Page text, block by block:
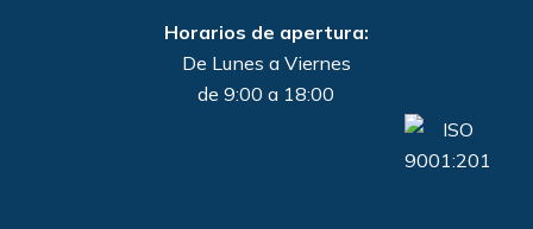
Horarios de apertura:
De Lunes a Viernes
de 9:00 a 18:00